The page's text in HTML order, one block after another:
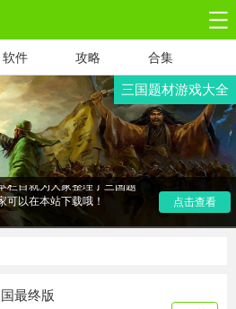
软件 攻略 合集
三国题材游戏大全
一个战乱的时代，群雄并
将，同时也获得了后代的讴
游戏，让我们也可以在虚拟
栏目就为大家整理了三国题
可以在本站下载哦！
点击查看
最终版